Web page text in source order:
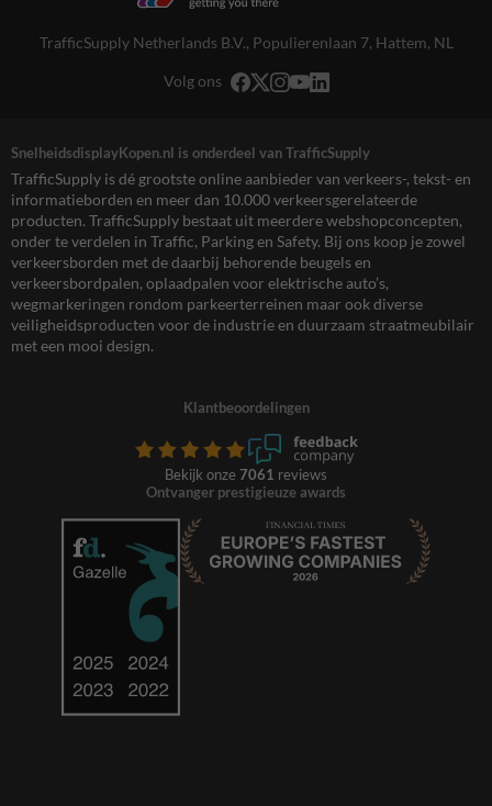
TrafficSupply Netherlands B.V., Populierenlaan 7, Hattem, NL
Volg ons
SnelheidsdisplayKopen.nl is onderdeel van TrafficSupply
TrafficSupply is dé grootste online aanbieder van verkeers-, tekst- en
informatieborden en meer dan 10.000 verkeersgerelateerde
producten. TrafficSupply bestaat uit meerdere webshopconcepten,
onder te verdelen in Traffic, Parking en Safety. Bij ons koop je zowel
verkeersborden met de daarbij behorende beugels en
verkeersbordpalen, oplaadpalen voor elektrische auto’s,
wegmarkeringen rondom parkeerterreinen maar ook diverse
veiligheidsproducten voor de industrie en duurzaam straatmeubilair
met een mooi design.
Klantbeoordelingen
Bekijk onze 7061 reviews
Ontvanger prestigieuze awards